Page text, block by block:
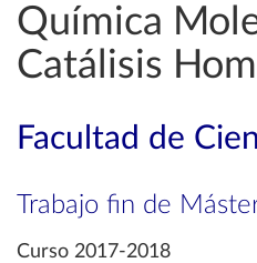
Química
Catálisis
Facultad de
Trabajo fin de
Curso 2017-2018